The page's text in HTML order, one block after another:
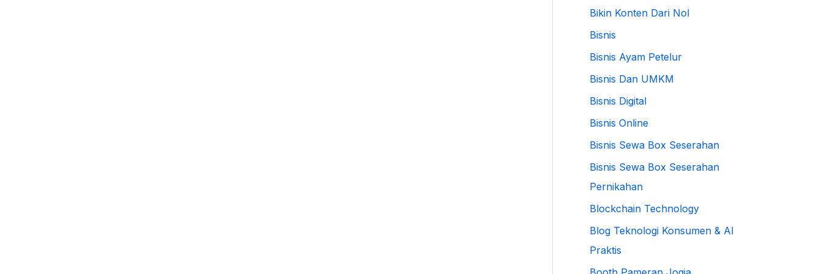
Bikin Konten Dari Nol
Bisnis
Bisnis Ayam Petelur
Bisnis Dan UMKM
Bisnis Digital
Bisnis Online
Bisnis Sewa Box Seserahan
Bisnis Sewa Box Seserahan
Pernikahan
Blockchain Technology
Blog Teknologi Konsumen & AI
Praktis